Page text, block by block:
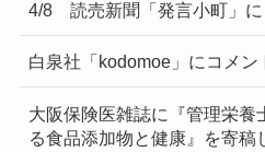
4/8 読売新聞「発言小町」に
白泉社「kodomoe」にコメン
大阪保険医雑誌に『管理栄養
る食品添加物と健康』を寄稿